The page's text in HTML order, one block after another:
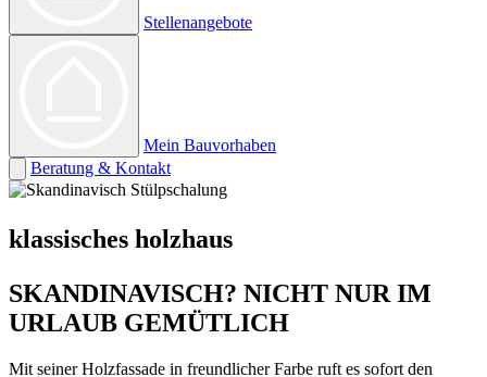
Stellenangebote
Mein Bauvorhaben
Beratung & Kontakt
klassisches holzhaus
SKANDINAVISCH? NICHT NUR IM
URLAUB GEMÜTLICH
Mit seiner Holzfassade in freundlicher Farbe ruft es sofort den